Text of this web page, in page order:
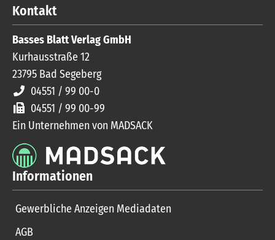
Kontakt
Basses Blatt Verlag GmbH
Kurhausstraße 12
23795 Bad Segeberg
04551 / 99 00-0
04551 / 99 00-99
Ein Unternehmen von MADSACK
Informationen
Gewerbliche Anzeigen Mediadaten
AGB